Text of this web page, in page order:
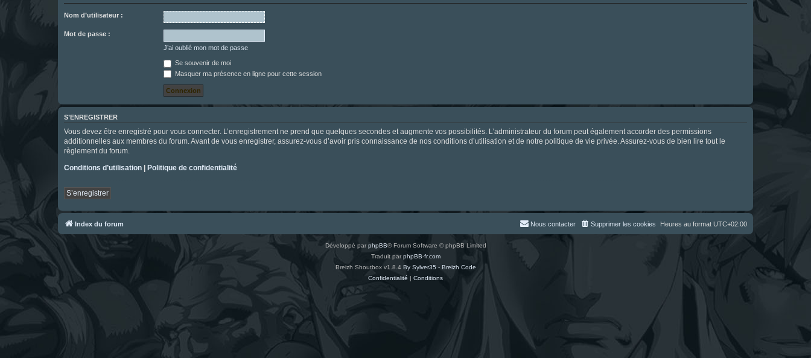
Nom d’utilisateur :
Mot de passe :
J’ai oublié mon mot de passe
Se souvenir de moi
Masquer ma présence en ligne pour cette session
S’ENREGISTRER
Vous devez être enregistré pour vous connecter. L’enregistrement ne prend que quelques secondes et augmente vos possibilités. L’administrateur du forum peut également accorder des permissions
additionnelles aux membres du forum. Avant de vous enregistrer, assurez-vous d’avoir pris connaissance de nos conditions d’utilisation et de notre politique de vie privée. Assurez-vous de bien lire tout le
règlement du forum.
Conditions d’utilisation | Politique de confidentialité
S’enregistrer
Index du forum Heures au format UTC+02:00
Supprimer les cookies
Nous contacter
Développé par phpBB® Forum Software © phpBB Limited
Traduit parphpBB-fr.com
Breizh Shoutbox v1.8.4 By Sylver35 - Breizh Code
Confidentialité | Conditions